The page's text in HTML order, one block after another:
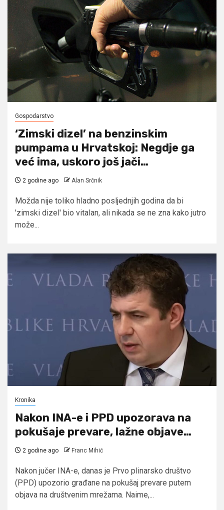
Gospodarstvo
‘Zimski dizel’ na benzinskim
pumpama u Hrvatskoj: Negdje ga
već ima, uskoro još jači…
2 godine ago Alan Srčnik
Možda nije toliko hladno posljednjih godina da bi
'zimski dizel' bio vitalan, ali nikada se ne zna kako jutro
može...
Kronika
Nakon INA-e i PPD upozorava na
pokušaje prevare, lažne objave…
2 godine ago Franc Mihić
Nakon jučer INA-e, danas je Prvo plinarsko društvo
(PPD) upozorio građane na pokušaj prevare putem
objava na društvenim mrežama. Naime,...